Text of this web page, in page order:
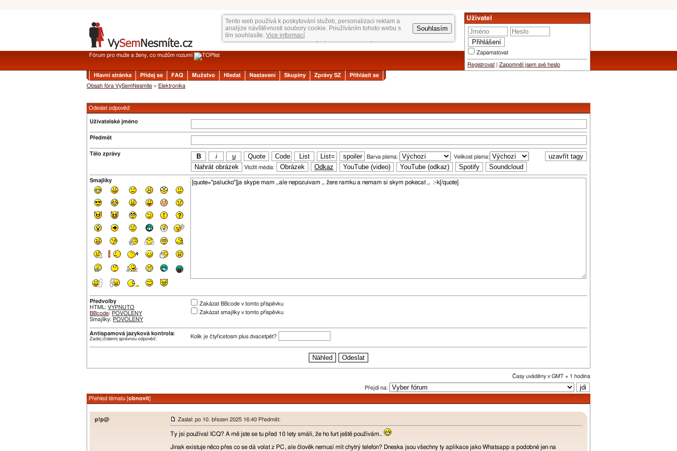
Tento web používá k poskytování služeb, personalizaci reklam a
analýze návštěvnosti soubory cookie. Používáním tohoto webu s
tím souhlasíte. Vice informací
Souhlasím
Uživatel
Zapamatovat
Registrovat Zapomněl jsem své heslo
Fórum pro muže a ženy, co mužům rozumí
Hlavní stránka Přidej se FAQ Mužstvo Hledat Nastavení Skupiny Zprávy SZ
Přihlásit se
Obsah fóra VySemNesmíte » Elektronika
Odeslat odpověď
Uživatelské jméno
Předmět
Tělo zprávy
Barva písma:
Velikost písma:
Vložit média:
Smajlíky
Předvolby
HTML: VYPNUTO
BBcode: POVOLENY
Smajlíky: POVOLENY
Zakázat BBcode v tomto příspěvku
Zakázat smajlíky v tomto příspěvku
Antispamová jazyková kontrola:
Zadej (číslem) správnou odpověď. Kolik je čtyřicetosm plus dvacetpět?
Časy uváděny v GMT + 1 hodina
Přejdi na:
Přehled tématu [obnovit]
p!p@ Zaslal: po 10. březen 2025 16:40 Předmět:
Ty jsi používal ICQ? A mě jste se tu před 10 lety smáli, že ho furt ještě používám..
Jinak existuje něco přes co se dá volat z PC, ale člověk nemusí mít chytrý telefon? Dneska jsou všechny ty aplikace jako Whatsapp a podobné jen na